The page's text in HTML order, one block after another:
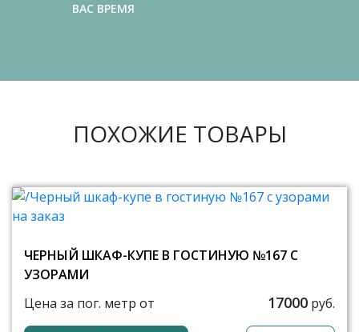
ВАС ВРЕМЯ
ПОХОЖИЕ ТОВАРЫ
ЧЕРНЫЙ ШКАФ-КУПЕ В ГОСТИНУЮ №167 С
УЗОРАМИ
Цена за пог. метр от
17000 руб.